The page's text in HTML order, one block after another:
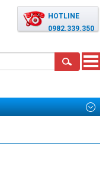
HOTLINE
0982.339.350
Toggle